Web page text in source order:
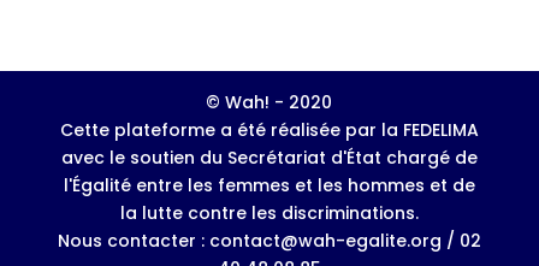
© Wah! - 2020
Cette plateforme a été réalisée par la FEDELIMA
avec le soutien du Secrétariat d'État chargé de
l'Égalité entre les femmes et les hommes et de
la lutte contre les discriminations.
Nous contacter : contact@wah-egalite.org / 02